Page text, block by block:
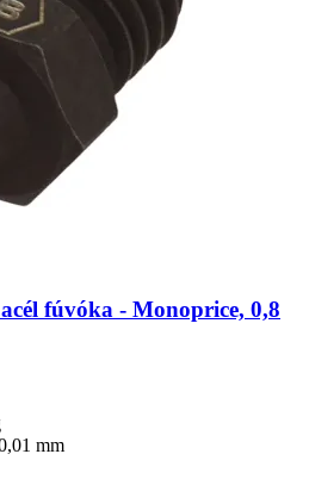
fúvóka -​ Monoprice, 0,8
mm